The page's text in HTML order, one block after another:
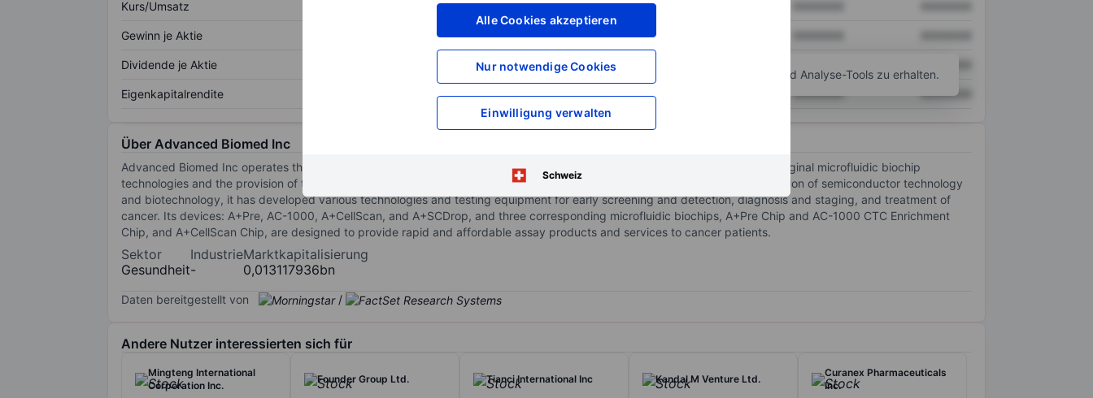
Alle Cookies akzeptieren
Nur notwendige Cookies
Einwilligung verwalten
Schweiz
Kurs/Umsatz XXXXXXX
Gewinn je Aktie XXXXXXX
Dividende je Aktie XXXXXXX
Eigenkapitalrendite XXXXXXX XXXXXXX XXXXXXX
Konto eröffnenum Zugriff auf mehr Diagramm- und Analyse-Tools zu erhalten.
Über Advanced Biomed Inc
Advanced Biomed Inc operates through its subsidiaries and is mainly engaged in the research and development of various original microfluidic biochip
technologies and the provision of tumor precision diagnosis and treatment technology applications. Through the joint application of semiconductor technology
and biotechnology, it has developed various technologies and testing equipment for early screening and detection, diagnosis and staging, and treatment of
cancer. Its devices: A+Pre, AC-1000, A+CellScan, and A+SCDrop, and three corresponding microfluidic biochips, A+Pre Chip and AC-1000 CTC Enrichment
Chip, and A+CellScan Chip, are designed to provide rapid and affordable assay products and services to cancer patients.
Sektor
Gesundheit
Industrie
-
Marktkapitalisierung
0,013117936bn
Daten bereitgestellt von /
Andere Nutzer interessierten sich für
Mingteng International
Corporation Inc.
Founder Group Ltd. Tianci International Inc Kandal M Venture Ltd.
Curanex Pharmaceuticals
Inc.